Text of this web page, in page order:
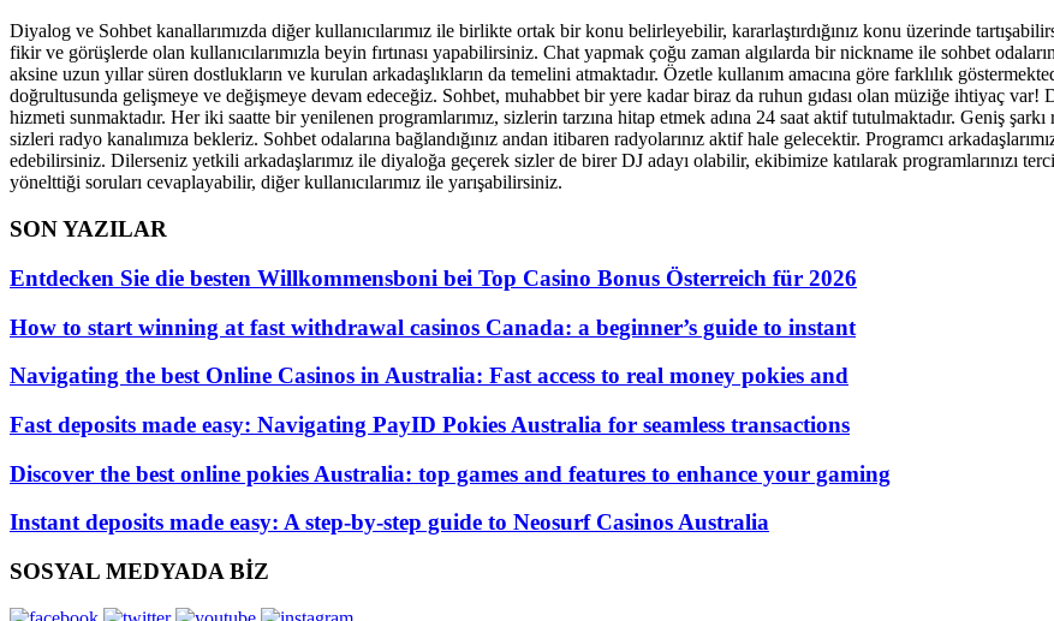
Diyalog ve Sohbet kanallarımızda diğer kullanıcılarımız ile birlikte ortak bir konu belirleyebilir, kararlaştırdığınız konu üzerinde
fikir ve görüşlerde olan kullanıcılarımızla beyin fırtınası yapabilirsiniz. Chat yapmak çoğu zaman algılarda bir nickname ile sohbet
aksine uzun yıllar süren dostlukların ve kurulan arkadaşlıkların da temelini atmaktadır. Özetle kullanım amacına göre farklılık
doğrultusunda gelişmeye ve değişmeye devam edeceğiz. Sohbet, muhabbet bir yere kadar biraz da ruhun gıdası olan müziğe ihtiyaç var!
hizmeti sunmaktadır. Her iki saatte bir yenilenen programlarımız, sizlerin tarzına hitap etmek adına 24 saat aktif tutulmaktadır. Geniş
sizleri radyo kanalımıza bekleriz. Sohbet odalarına bağlandığınız andan itibaren radyolarınız aktif hale gelecektir. Programcı
edebilirsiniz. Dilerseniz yetkili arkadaşlarımız ile diyaloğa geçerek sizler de birer DJ adayı olabilir, ekibimize katılarak programlarınızı
yönelttiği soruları cevaplayabilir, diğer kullanıcılarımız ile yarışabilirsiniz.
SON YAZILAR
Entdecken Sie die besten Willkommensboni bei Top Casino Bonus Österreich für 2026
How to start winning at fast withdrawal casinos Canada: a beginner’s guide to instant
Navigating the best Online Casinos in Australia: Fast access to real money pokies and
Fast deposits made easy: Navigating PayID Pokies Australia for seamless transactions
Discover the best online pokies Australia: top games and features to enhance your gaming
Instant deposits made easy: A step-by-step guide to Neosurf Casinos Australia
SOSYAL MEDYADA BİZ